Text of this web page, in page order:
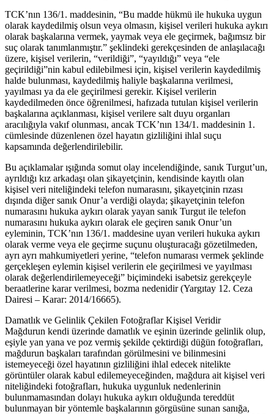
TCK’nın 136/1. maddesinin, “Bu madde hükmü ile hukuka uygun
olarak kaydedilmiş olsun veya olmasın, kişisel verileri hukuka aykırı
olarak başkalarına vermek, yaymak veya ele geçirmek, bağımsız bir
suç olarak tanımlanmıştır.” şeklindeki gerekçesinden de anlaşılacağı
üzere, kişisel verilerin, “verildiği”, “yayıldığı” veya “ele
geçirildiği”nin kabul edilebilmesi için, kişisel verilerin kaydedilmiş
halde bulunması, kaydedilmiş haliyle başkalarına verilmesi,
yayılması ya da ele geçirilmesi gerekir. Kişisel verilerin
kaydedilmeden önce öğrenilmesi, hafızada tutulan kişisel verilerin
başkalarına açıklanması, kişisel verilere salt duyu organları
aracılığıyla vakıf olunması, ancak TCK’nın 134/1. maddesinin 1.
cümlesinde düzenlenen özel hayatın gizliliğini ihlal suçu
kapsamında değerlendirilebilir.
Bu açıklamalar ışığında somut olay incelendiğinde, sanık Turgut’un,
ayrıldığı kız arkadaşı olan şikayetçinin, kendisinde kayıtlı olan
kişisel veri niteliğindeki telefon numarasını, şikayetçinin rızası
dışında diğer sanık Onur’a verdiği olayda; şikayetçinin telefon
numarasını hukuka aykırı olarak yayan sanık Turgut ile telefon
numarasını hukuka aykırı olarak ele geçiren sanık Onur’un
eyleminin, TCK’nın 136/1. maddesine uyan verileri hukuka aykırı
olarak verme veya ele geçirme suçunu oluşturacağı gözetilmeden,
ayrı ayrı mahkumiyetleri yerine, “telefon numarası vermek şeklinde
gerçekleşen eylemin kişisel verilerin ele geçirilmesi ve yayılması
olarak değerlendirilemeyeceği” biçimindeki isabetsiz gerekçeyle
beraatlerine karar verilmesi, bozma nedenidir (Yargıtay 12. Ceza
Dairesi – Karar: 2014/16665).
Damatlık ve Gelinlik Çekilen Fotoğraflar Kişisel Veridir
Mağdurun kendi üzerinde damatlık ve eşinin üzerinde gelinlik olup,
eşiyle yan yana ve poz vermiş şekilde çektirdiği düğün fotoğrafları,
mağdurun başkaları tarafından görülmesini ve bilinmesini
istemeyeceği özel hayatının gizliliğini ihlal edecek nitelikte
görüntüler olarak kabul edilemeyeceğinden, mağdura ait kişisel veri
niteliğindeki fotoğrafları, hukuka uygunluk nedenlerinin
bulunmamasından dolayı hukuka aykırı olduğunda tereddüt
bulunmayan bir yöntemle başkalarının görgüsüne sunan sanığa,